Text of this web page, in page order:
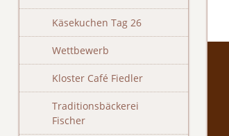
Käsekuchen Tag 26
Wettbewerb
Kloster Café Fiedler
Traditionsbäckerei
Fischer